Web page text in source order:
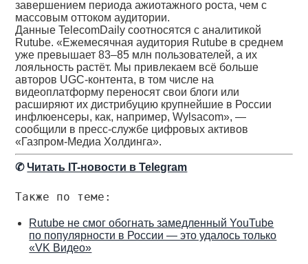
завершением периода ажиотажного роста, чем с
массовым оттоком аудитории.
Данные TelecomDaily соотносятся с аналитикой
Rutube. «Ежемесячная аудитория Rutube в среднем
уже превышает 83–85 млн пользователей, а их
лояльность растёт. Мы привлекаем всё больше
авторов UGC-контента, в том числе на
видеоплатформу переносят свои блоги или
расширяют их дистрибуцию крупнейшие в России
инфлюенсеры, как, например, Wylsacom», —
сообщили в пресс-службе цифровых активов
«Газпром-Медиа Холдинга».
✆Читать IT-новости в Telegram
Также по теме:
Rutube не смог обогнать замедленный YouTube
по популярности в России — это удалось только
«VK Видео»